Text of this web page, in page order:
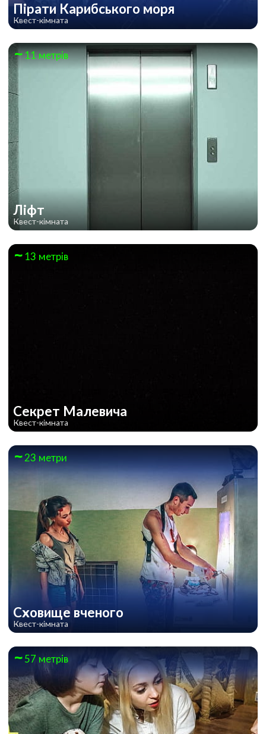
Пірати Карибського моря
Квест-кімната
11 метрів
Ліфт
Квест-кімната
13 метрів
Секрет Малевича
Квест-кімната
23 метри
Сховище вченого
Квест-кімната
57 метрів